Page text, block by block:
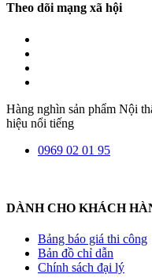
Theo dõi mạng xã hội
Hàng nghìn sản phẩm Nội
hiệu nổi tiếng
0969 02 01 95
DÀNH CHO KHÁCH
Bảng báo giá thi công
Bản đồ chỉ dẫn
Chính sách đại lý